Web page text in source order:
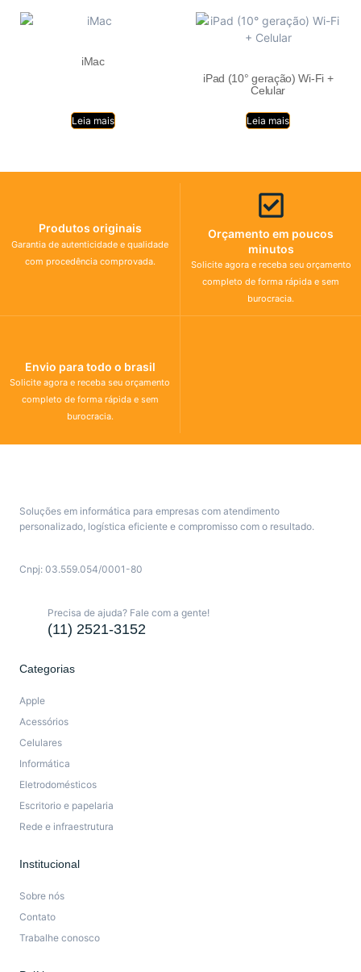
iMac
Leia mais
iPad (10° geração) Wi-Fi +
Celular
Leia mais
Produtos originais
Garantia de autenticidade e qualidade
com procedência comprovada.
Orçamento em poucos
minutos
Solicite agora e receba seu orçamento
completo de forma rápida e sem
burocracia.
Envio para todo o brasil
Solicite agora e receba seu orçamento
completo de forma rápida e sem
burocracia.
Soluções em informática para empresas com atendimento
personalizado, logística eficiente e compromisso com o resultado.
Cnpj: 03.559.054/0001-80
Precisa de ajuda? Fale com a gente!
(11) 2521-3152
Categorias
Apple
Acessórios
Celulares
Informática
Eletrodomésticos
Escritorio e papelaria
Rede e infraestrutura
Institucional
Sobre nós
Contato
Trabalhe conosco